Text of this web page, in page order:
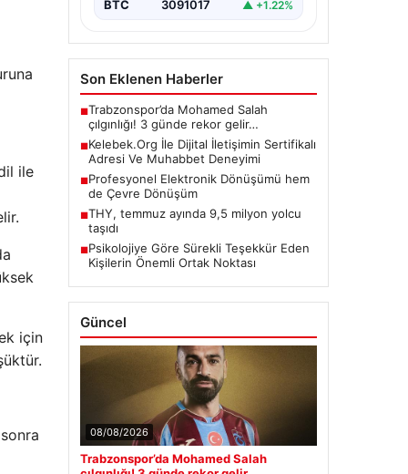
ile
için
BTC 3091017 ▲ +1.22%
Son Eklenen Haberler
■Trabzonspor’da Mohamed Salah
çılgınlığı! 3 günde rekor gelir…
■Kelebek.Org İle Dijital İletişimin Sertifikalı
Adresi Ve Muhabbet Deneyimi
■Profesyonel Elektronik Dönüşümü hem
de Çevre Dönüşüm
■THY, temmuz ayında 9,5 milyon yolcu
taşıdı
■Psikolojiye Göre Sürekli Teşekkür Eden
Kişilerin Önemli Ortak Noktası
Güncel
08/08/2026
Trabzonspor’da Mohamed Salah